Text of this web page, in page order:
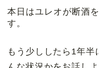
本日はユレオが断酒
す。
もう少ししたら1年